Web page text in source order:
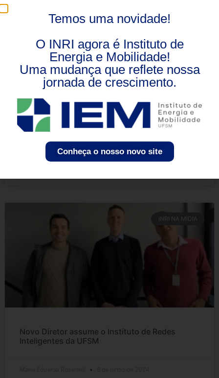
OPORTUNIDADE
Oportunidade para alunos da UFSM
INRI NA MIDIA
Novo Diretor assume o Instituto de Redes
Inteligentes da UFSM
Temos uma novidade!
O INRI agora é Instituto de
Energia e Mobilidade!
Uma mudança que reflete nossa
jornada de crescimento.
Conheça o nosso novo site